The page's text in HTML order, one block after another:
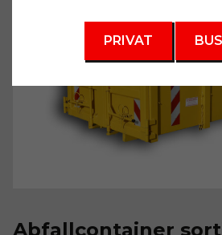
Abfallcontainer
PRIVAT